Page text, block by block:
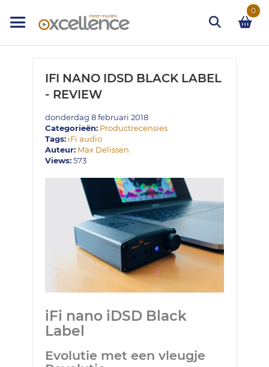
naar
de
0
Zoek
IFI NANO IDSD BLACK LABEL
- REVIEW
donderdag 8 februari 2018
Categorieën: Productrecensies
Tags: iFi audio
Auteur: Max Delissen
Views:573
iFi nano iDSD Black
Label
Evolutie met een vleugje